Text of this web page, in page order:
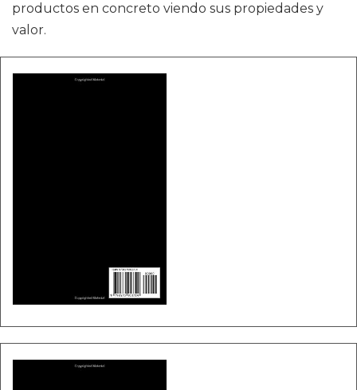
productos en concreto viendo sus propiedades y
valor.